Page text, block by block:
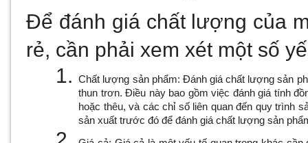
Để đánh giá chất lượng của
rẻ, cần phải xem xét một số
Chất lượng sản phẩm: Đánh giá chất lượng sản
thun trơn. Điều này bao gồm việc đánh giá tính
hoặc thêu, và các chỉ số liên quan đến quy trình
sản xuất trước đó để đánh giá chất lượng sản